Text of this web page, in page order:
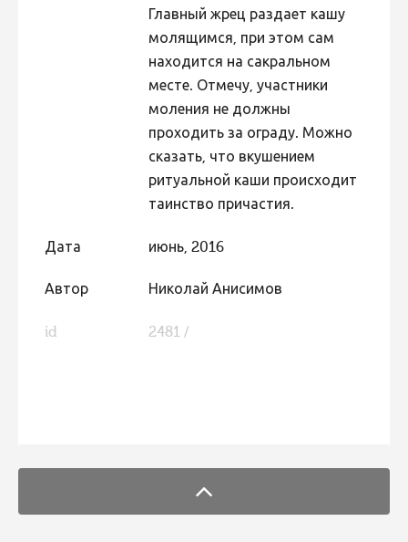
Фотоконкурс 2013
Фотоконкурс 2012
Фотоконкурс 2010
Фотоконкурс 2009
Главный жрец раздает кашу
молящимся, при этом сам
находится на сакральном
месте. Отмечу, участники
моления не должны
проходить за ограду. Можно
сказать, что вкушением
ритуальной каши происходит
таинство причастия.
Дата июнь, 2016
Автор Николай Анисимов
id 2481 /